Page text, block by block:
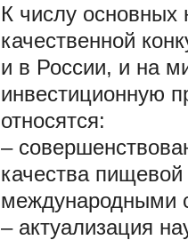
К числу основных
качественной
и в России, и на
инвестиционную
относятся:
–
качества
международными
– актуализация